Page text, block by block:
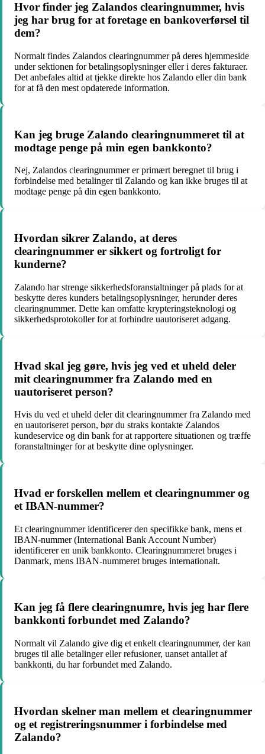
Hvor finder jeg Zalandos clearingnummer, hvis
jeg har brug for at foretage en bankoverførsel til
dem?
Normalt findes Zalandos clearingnummer på deres hjemmeside
under sektionen for betalingsoplysninger eller i deres fakturaer.
Det anbefales altid at tjekke direkte hos Zalando eller din bank
for at få den mest opdaterede information.
Kan jeg bruge Zalando clearingnummeret til at
modtage penge på min egen bankkonto?
Nej, Zalandos clearingnummer er primært beregnet til brug i
forbindelse med betalinger til Zalando og kan ikke bruges til at
modtage penge på din egen bankkonto.
Hvordan sikrer Zalando, at deres
clearingnummer er sikkert og fortroligt for
kunderne?
Zalando har strenge sikkerhedsforanstaltninger på plads for at
beskytte deres kunders betalingsoplysninger, herunder deres
clearingnummer. Dette kan omfatte krypteringsteknologi og
sikkerhedsprotokoller for at forhindre uautoriseret adgang.
Hvad skal jeg gøre, hvis jeg ved et uheld deler
mit clearingnummer fra Zalando med en
uautoriseret person?
Hvis du ved et uheld deler dit clearingnummer fra Zalando med
en uautoriseret person, bør du straks kontakte Zalandos
kundeservice og din bank for at rapportere situationen og træffe
foranstaltninger for at beskytte dine oplysninger.
Hvad er forskellen mellem et clearingnummer og
et IBAN-nummer?
Et clearingnummer identificerer den specifikke bank, mens et
IBAN-nummer (International Bank Account Number)
identificerer en unik bankkonto. Clearingnummeret bruges i
Danmark, mens IBAN-nummeret bruges internationalt.
Kan jeg få flere clearingnumre, hvis jeg har flere
bankkonti forbundet med Zalando?
Normalt vil Zalando give dig et enkelt clearingnummer, der kan
bruges til alle betalinger eller refusioner, uanset antallet af
bankkonti, du har forbundet med Zalando.
Hvordan skelner man mellem et clearingnummer
og et registreringsnummer i forbindelse med
Zalando?